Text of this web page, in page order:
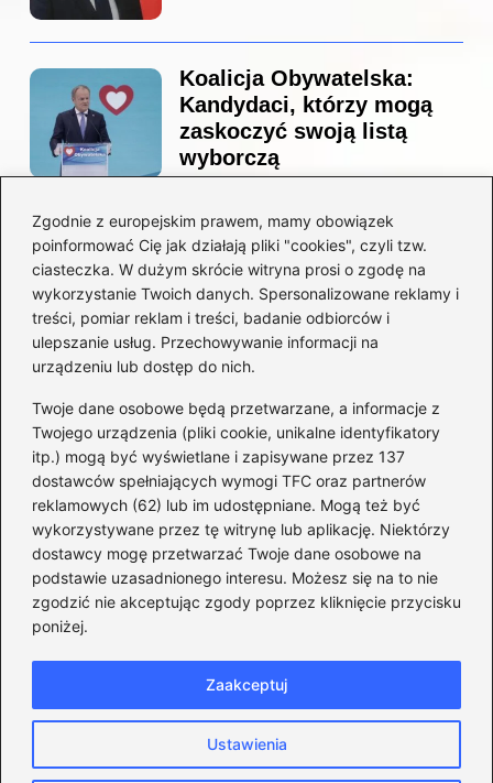
Zgodnie z europejskim prawem, mamy obowiązek
poinformować Cię jak działają pliki "cookies", czyli tzw.
ciasteczka. W dużym skrócie witryna prosi o zgodę na
wykorzystanie Twoich danych. Spersonalizowane reklamy i
treści, pomiar reklam i treści, badanie odbiorców i
ulepszanie usług. Przechowywanie informacji na
urządzeniu lub dostęp do nich.
Twoje dane osobowe będą przetwarzane, a informacje z
Twojego urządzenia (pliki cookie, unikalne identyfikatory
itp.) mogą być wyświetlane i zapisywane przez 137
dostawców spełniających wymogi TFC oraz partnerów
reklamowych (62) lub im udostępniane. Mogą też być
wykorzystywane przez tę witrynę lub aplikację. Niektórzy
dostawcy mogę przetwarzać Twoje dane osobowe na
podstawie uzasadnionego interesu. Możesz się na to nie
zgodzić nie akceptując zgody poprzez kliknięcie przycisku
poniżej.
Ustawienia
Zaakceptuj
Koalicja Obywatelska:
Kandydaci, którzy mogą
zaskoczyć swoją listą
wyborczą
Co naprawdę sprzedał
Tusk? Zaskakujące kulisy
wyprzedaży spółek
państwowych
Borys Budka: odkryj kulisy
jego fascynującej kariery
politycznej
Zaskakujące fakty o
przynależności Tuska: W
jakiej partii naprawdę
Prywatność
Zasady użytkowania
Napisz do nas